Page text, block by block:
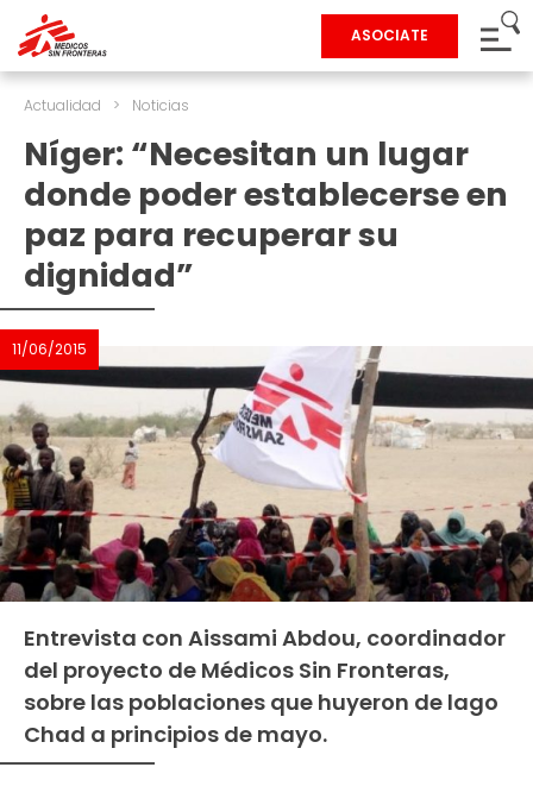
ASOCIATE
Actualidad > Noticias
Níger: “Necesitan un lugar
donde poder establecerse en
paz para recuperar su
dignidad”
11/06/2015
Entrevista con Aissami Abdou, coordinador
del proyecto de Médicos Sin Fronteras,
sobre las poblaciones que huyeron de lago
Chad a principios de mayo.